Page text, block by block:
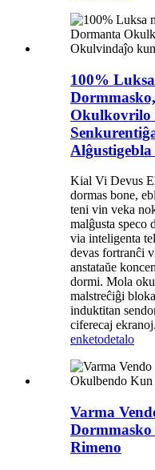
100%
Okulkovrilo
Kial Vi Devus
dormas bone,
teni vin veka
malĝusta speco
via inteligenta
devas fortranĉi
anstataŭe
dormi. Mola
malstreĉiĝi
induktitan
ciferecaj
enketodetalo
Varma
Rimeno